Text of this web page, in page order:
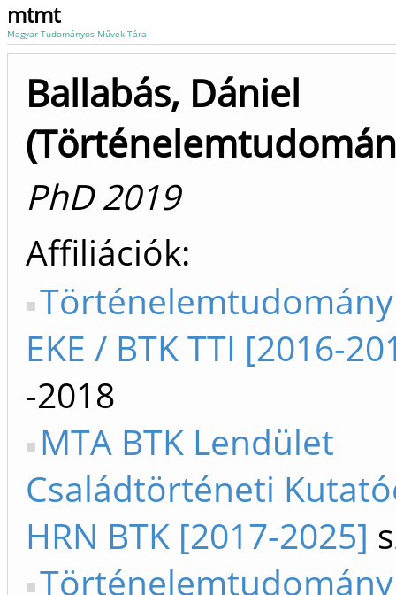
mtmt
Magyar Tudományos Művek Tára
Ballabás, Dániel
PhD 2019
Affiliációk
EKE / BTK TTI [2016-
-2018
MTA BTK Lendület
Családtörténeti
HRN BTK [2017-2025]